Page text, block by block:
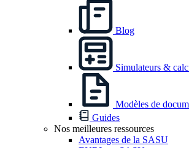
Blog
Simulateurs &
Modèles de
Guides
Nos meilleures ressources
Avantages de la SASU